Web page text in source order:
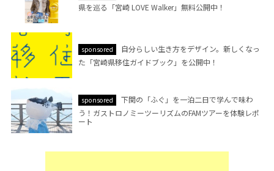
県を巡る「宮崎 LOVE Walker」無料公開中！
sponsored
自分らしい生き方をデザイン。新しくなっ
た「宮崎県移住ガイドブック」を公開中！
sponsored
下関の「ふぐ」を一泊二日で学んで味わ
う！ガストロノミーツーリズムのFAMツアーを体験レポ
ート